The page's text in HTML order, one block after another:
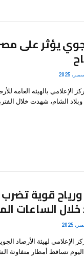
يؤثر على
الإعلامي بالهيئة العامة
الشام، شهدت خلال
ورياح قوية
الساعات
الإعلامي لهيئة الأرصاد
تساقط أمطار متفاوتة